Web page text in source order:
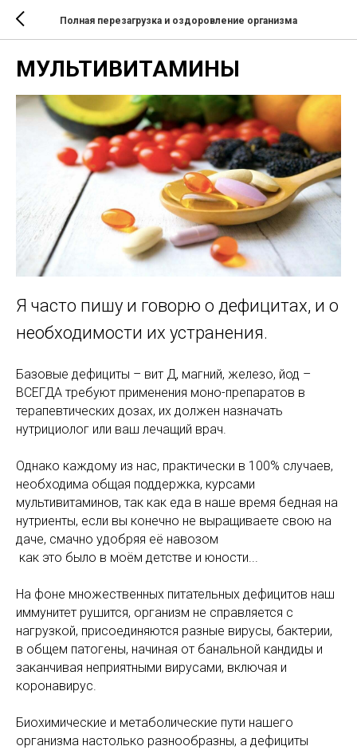
Полная перезагрузка и оздоровление организма
МУЛЬТИВИТАМИНЫ
Я часто пишу и говорю о дефицитах, и о
необходимости их устранения.
Базовые дефициты – вит Д, магний, железо, йод –
ВСЕГДА требуют применения моно-препаратов в
терапевтических дозах, их должен назначать
нутрициолог или ваш лечащий врач.
Однако каждому из нас, практически в 100% случаев,
необходима общая поддержка, курсами
мультивитаминов, так как еда в наше время бедная на
нутриенты, если вы конечно не выращиваете свою на
даче, смачно удобряя её навозом
как это было в моём детстве и юности...
На фоне множественных питательных дефицитов наш
иммунитет рушится, организм не справляется с
нагрузкой, присоединяются разные вирусы, бактерии,
в общем патогены, начиная от банальной кандиды и
заканчивая неприятными вирусами, включая и
коронавирус.
Биохимические и метаболические пути нашего
организма настолько разнообразны, а дефициты